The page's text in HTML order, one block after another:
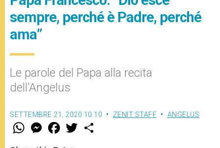
sempre, perché è Padre, perché
ama”
Le parole del Papa alla recita
dell’Angelus
SETTEMBRE 21, 2020 10:10 ZENIT STAFF ANGELUS
W M
e
F
a w